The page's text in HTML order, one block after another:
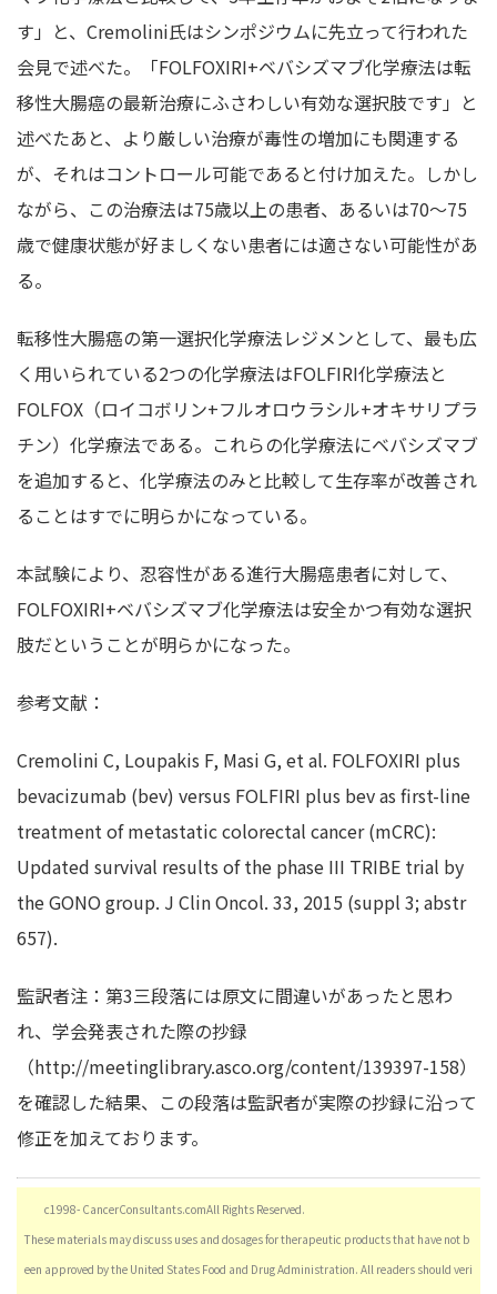
す」と、Cremolini氏はシンポジウムに先立って行われた
会見で述べた。「FOLFOXIRI+ベバシズマブ化学療法は転
移性大腸癌の最新治療にふさわしい有効な選択肢です」と
述べたあと、より厳しい治療が毒性の増加にも関連する
が、それはコントロール可能であると付け加えた。しかし
ながら、この治療法は75歳以上の患者、あるいは70～75
歳で健康状態が好ましくない患者には適さない可能性があ
る。
転移性大腸癌の第一選択化学療法レジメンとして、最も広
く用いられている2つの化学療法はFOLFIRI化学療法と
FOLFOX（ロイコボリン+フルオロウラシル+オキサリプラ
チン）化学療法である。これらの化学療法にベバシズマブ
を追加すると、化学療法のみと比較して生存率が改善され
ることはすでに明らかになっている。
本試験により、忍容性がある進行大腸癌患者に対して、
FOLFOXIRI+ベバシズマブ化学療法は安全かつ有効な選択
肢だということが明らかになった。
参考文献：
Cremolini C, Loupakis F, Masi G, et al. FOLFOXIRI plus
bevacizumab (bev) versus FOLFIRI plus bev as first-line
treatment of metastatic colorectal cancer (mCRC):
Updated survival results of the phase III TRIBE trial by
the GONO group. J Clin Oncol. 33, 2015 (suppl 3; abstr
657).
監訳者注：第3三段落には原文に間違いがあったと思わ
れ、学会発表された際の抄録
（http://meetinglibrary.asco.org/content/139397-158）
を確認した結果、この段落は監訳者が実際の抄録に沿って
修正を加えております。
c1998- CancerConsultants.comAll Rights Reserved.
These materials may discuss uses and dosages for therapeutic products that have not b
een approved by the United States Food and Drug Administration. All readers should veri